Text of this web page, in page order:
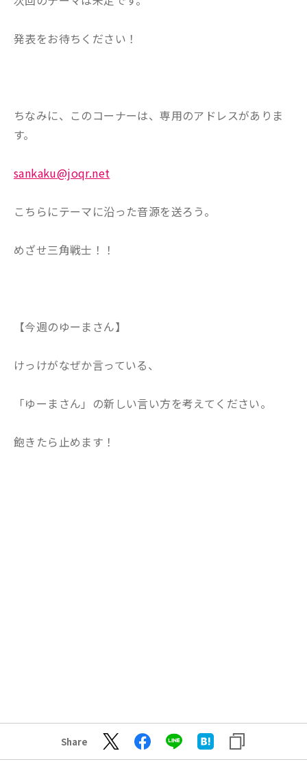
発表をお待ちください！
ちなみに、このコーナーは、専用のアドレスがありま
す。
sankaku@joqr.net
こちらにテーマに沿った音源を送ろう。
めざせ三角戦士！！
【今週のゆーまさん】
けっけがなぜか言っている、
「ゆーまさん」の新しい言い方を考えてください。
飽きたら止めます！
Share